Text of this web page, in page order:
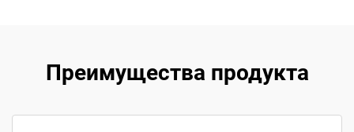
Преимущества продукта